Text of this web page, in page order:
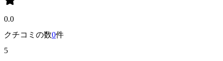
0.0
クチコミの数0件
5